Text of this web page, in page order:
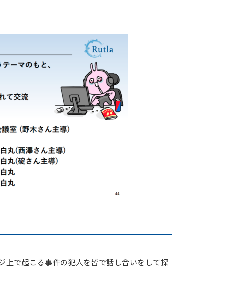
上で起こる事件の犯人を皆で話し合いをして探